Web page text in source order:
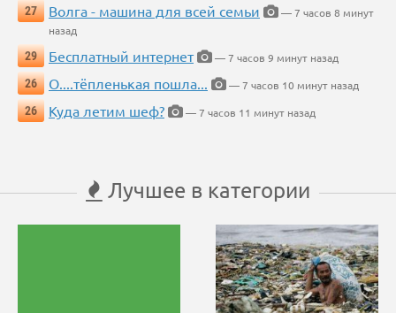
27
Волга - машина для всей семьи
— 7 часов 8 минут
назад
29
Бесплатный интернет
— 7 часов 9 минут назад
26
О....тёпленькая пошла...
— 7 часов 10 минут назад
26
Куда летим шеф? — 7 часов 11 минут назад
Лучшее в категории